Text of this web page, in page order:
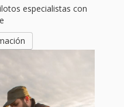
especialistas con